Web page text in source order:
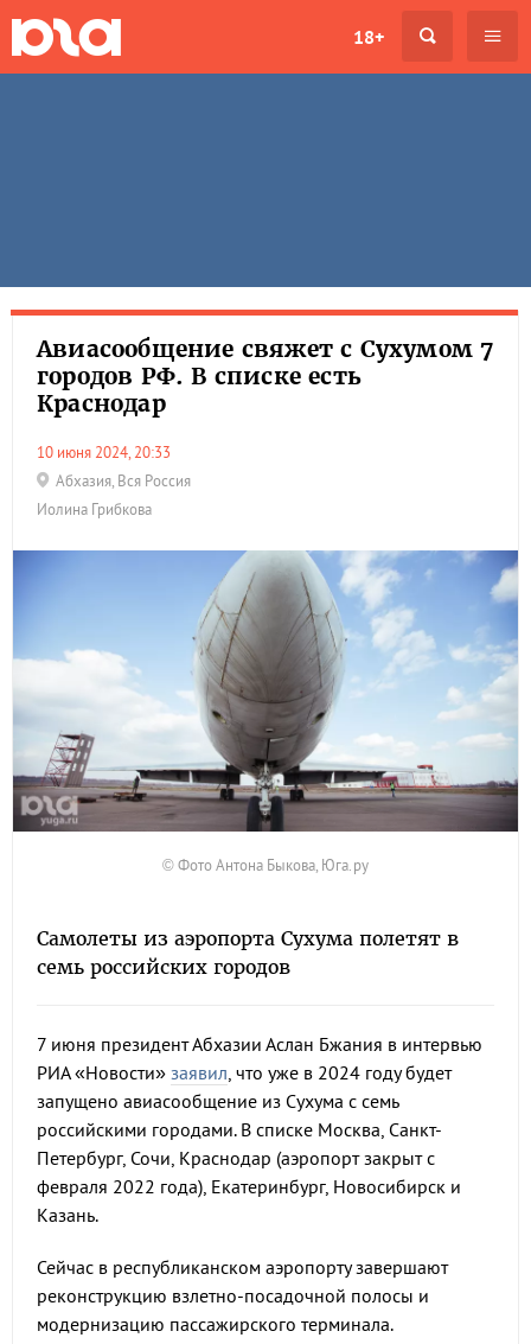
18+
Авиасообщение свяжет с Сухумом 7
городов РФ. В списке есть
Краснодар
10 июня 2024, 20:33
Абхазия, Вся Россия
Иолина Грибкова
© Фото Антона Быкова, Юга.ру
Самолеты из аэропорта Сухума полетят в
семь российских городов
7 июня президент Абхазии Аслан Бжания в интервью
РИА «Новости» заявил, что уже в 2024 году будет
запущено авиасообщение из Сухума с семь
российскими городами. В списке Москва, Санкт-
Петербург, Сочи, Краснодар (аэропорт закрыт с
февраля 2022 года), Екатеринбург, Новосибирск и
Казань.
Сейчас в республиканском аэропорту завершают
реконструкцию взлетно-посадочной полосы и
модернизацию пассажирского терминала.